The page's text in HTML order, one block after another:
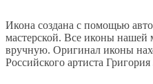
Икона создана с помощью
мастерской. Все иконы нашей
вручную. Оригинал иконы
Российского артиста